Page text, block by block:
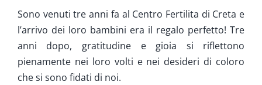
Sono venuti tre anni fa al Centro Fertilita di Creta e
l’arrivo dei loro bambini era il regalo perfetto! Tre
anni dopo, gratitudine e gioia si riflettono
pienamente nei loro volti e nei desideri di coloro
che si sono fidati di noi.